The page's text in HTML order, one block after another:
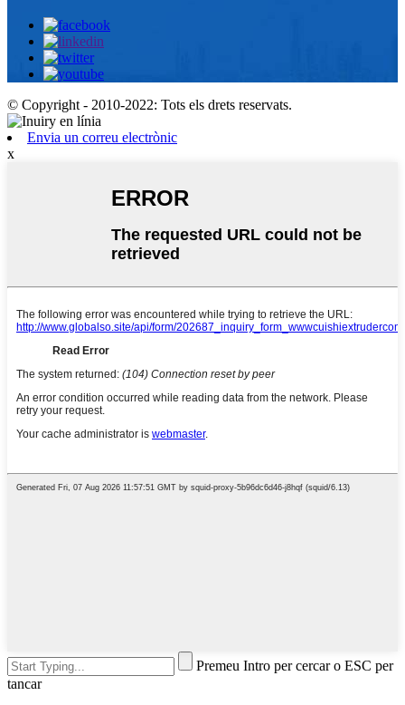
© Copyright - 2010-2022: Tots els drets reservats.
Envia un correu electrònic
x
Premeu Intro per cercar o ESC per
tancar